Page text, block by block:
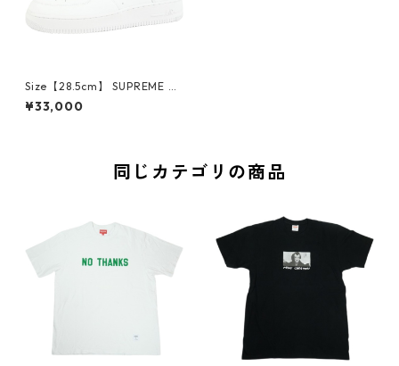
Size【28.5cm】 SUPREME シ
ュプリーム ×NIKE AIR FORCE
1 LOW CU9225-100 スニーカ
¥33,000
同じカテゴリの商品